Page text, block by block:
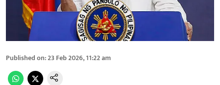
Published on:23 Feb 2026, 11:22 am